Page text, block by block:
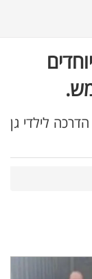
לילדי גן